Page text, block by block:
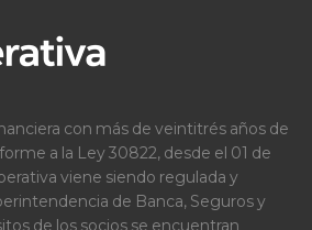
con más de veintitrés años de
a la Ley 30822, desde el 01 de
viene siendo regulada y
de Banca, Seguros y
de los socios se encuentran